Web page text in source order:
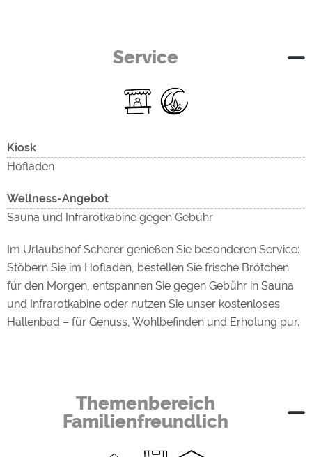
Service
Kiosk
Hofladen
Wellness-Angebot
Sauna und Infrarotkabine gegen Gebühr
Im Urlaubshof Scherer genießen Sie besonderen Service:
Stöbern Sie im Hofladen, bestellen Sie frische Brötchen
für den Morgen, entspannen Sie gegen Gebühr in Sauna
und Infrarotkabine oder nutzen Sie unser kostenloses
Hallenbad – für Genuss, Wohlbefinden und Erholung pur.
Themenbereich
Familienfreundlich